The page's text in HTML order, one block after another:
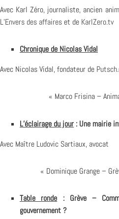
Avec Karl Zéro, journaliste, ancien
L’Envers des affaires et de KarlZero.tv
Chronique de Nicolas Vidal
Avec Nicolas Vidal, fondateur de
« Marco Frisina –
L’éclairage du jour : Une mairie
Avec Maître Ludovic Sartiaux, avocat
« Dominique Grange –
Table ronde :Grève –
gouvernement ?